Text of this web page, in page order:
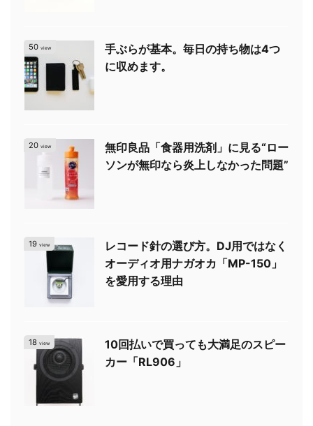
50 view
手ぶらが基本。毎日の持ち物は4つ
に収めます。
20 view
無印良品「食器用洗剤」に見る“ロー
ソンが無印なら炎上しなかった問題”
19 view
レコード針の選び方。DJ用ではなく
オーディオ用ナガオカ「MP-150」
を愛用する理由
18 view
10回払いで買っても大満足のスピー
カー「RL906」